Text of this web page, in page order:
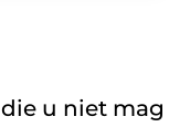
die u niet mag